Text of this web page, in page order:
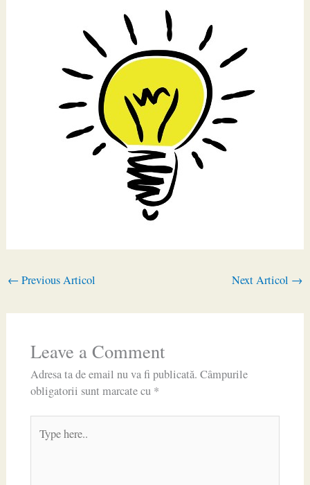
← Previous Articol Next Articol →
Leave a Comment
Adresa ta de email nu va fi publicată. Câmpurile
obligatorii sunt marcate cu *
here..